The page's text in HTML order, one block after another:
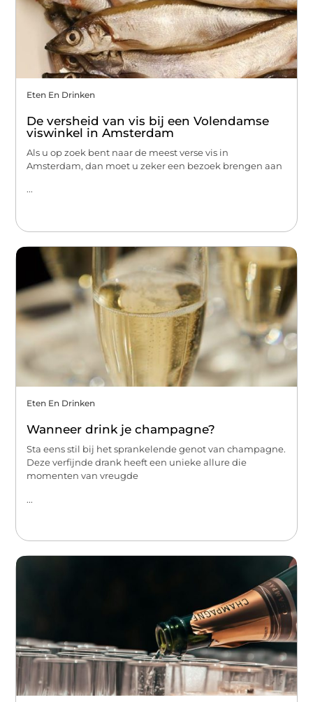
Eten En Drinken
De versheid van vis bij een Volendamse
viswinkel in Amsterdam
Als u op zoek bent naar de meest verse vis in
Amsterdam, dan moet u zeker een bezoek brengen aan
...
Eten En Drinken
Wanneer drink je champagne?
Sta eens stil bij het sprankelende genot van champagne.
Deze verfijnde drank heeft een unieke allure die
momenten van vreugde
...